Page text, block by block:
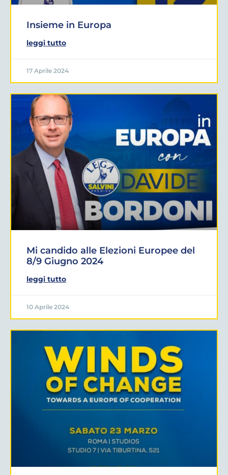
Insieme in Europa
leggi tutto
17 Aprile 2024
Mi candido alle Elezioni Europee del
8/9 Giugno 2024
leggi tutto
10 Aprile 2024